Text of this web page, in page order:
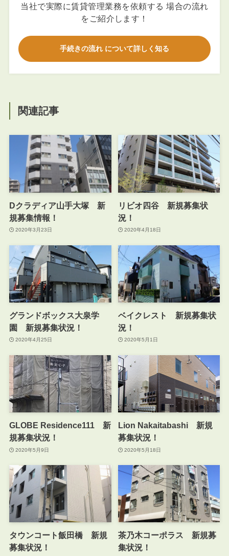
当社で実際に賃貸管理業務を依頼する 場合の流れ
をご紹介します！
手続きの流れ について詳しく知る
関連記事
Dクラディア山手大塚 新
規募集情報！
2020年3月23日
リビオ四谷 新規募集状
況！
2020年4月18日
グランドボックス大泉学
園 新規募集状況！
2020年4月25日
ベイクレスト 新規募集状
況！
2020年5月1日
GLOBE Residence111 新
規募集状況！
2020年5月9日
Lion Nakaitabashi 新規
募集状況！
2020年5月18日
タウンコート飯田橋 新規
募集状況！
茶乃木コーポラス 新規募
集状況！